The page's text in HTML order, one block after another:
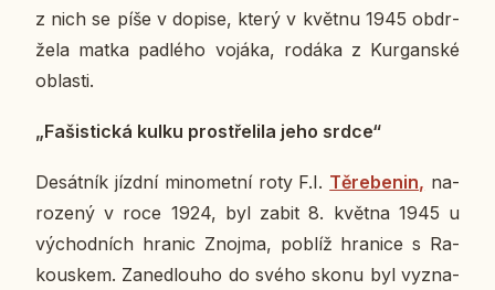
z nich se píše v dopise, který v květnu 1945 ob­dr­
že­la matka pad­lé­ho vojáka, rodáka z Kur­gan­ské
ob­las­ti.
„Fa­šis­tic­ká kulku pro­stře­li­la jeho srdce“
De­sát­ník jízdní mi­no­met­ní roty F.I. Tě­re­be­nin, na­
ro­ze­ný v roce 1924, byl zabit 8. května 1945 u
vý­chod­ních hranic Znojma, poblíž hra­ni­ce s Ra­
kous­kem. Za­ne­dlou­ho do svého skonu byl vy­zna­